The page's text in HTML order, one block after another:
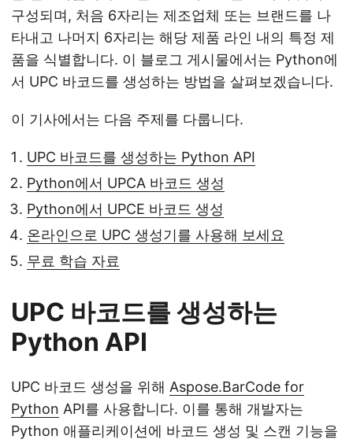
구성되며, 처음 6자리는 제조업체 또는 브랜드를 나
타내고 나머지 6자리는 해당 제품 라인 내의 특정 제
품을 식별합니다. 이 블로그 게시물에서는 Python에
서 UPC 바코드를 생성하는 방법을 살펴보겠습니다.
이 기사에서는 다음 주제를 다룹니다.
UPC 바코드를 생성하는 Python API
Python에서 UPCA 바코드 생성
Python에서 UPCE 바코드 생성
온라인으로 UPC 생성기를 사용해 보세요
무료 학습 자료
UPC 바코드를 생성하는
Python API
UPC 바코드 생성을 위해 Aspose.BarCode for
Python API를 사용합니다. 이를 통해 개발자는
Python 애플리케이션에 바코드 생성 및 스캔 기능을